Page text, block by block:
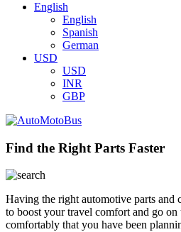
English
English
Spanish
German
USD
USD
INR
GBP
Find the Right Parts Faster
Having the right automotive parts and
to boost your travel comfort and go
comfortably that you have been